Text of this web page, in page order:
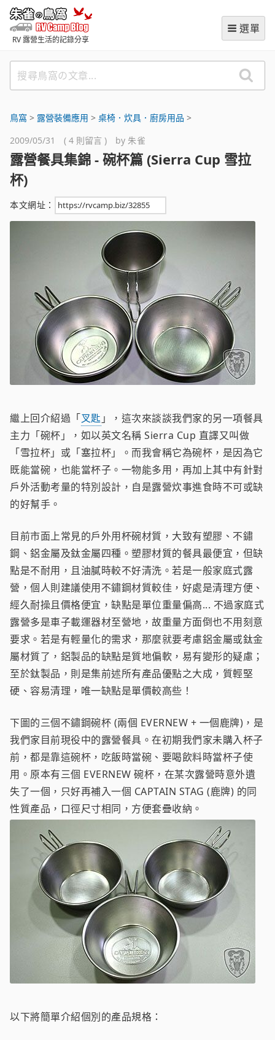
至
內
朱雀の鳥窩
RV 露營生活的記錄分享
選單
搜
尋
窩
文
章
鳥窩 > 露營裝備應用 > 桌椅．炊具．廚房用品 >
2009/05/31 ( 4 則留言 ) by 朱雀
露營餐具集錦 - 碗杯篇 (Sierra Cup 雪拉
杯)
本文網址：
繼上回介紹過「叉匙 」，這次來談談我們家的另一項餐具
主力「碗杯」，如以英文名稱 Sierra Cup 直譯又叫做
「雪拉杯」或「塞拉杯」。而我會稱它為碗杯，是因為它
既能當碗，也能當杯子。一物能多用，再加上其中有針對
戶外活動考量的特別設計，自是露營炊事進食時不可或缺
的好幫手。
目前市面上常見的戶外用杯碗材質，大致有塑膠、不鏽
鋼、鋁金屬及鈦金屬四種。塑膠材質的餐具最便宜，但缺
點是不耐用，且油膩時較不好清洗。若是一般家庭式露
營，個人則建議使用不鏽鋼材質較佳，好處是清理方便、
經久耐操且價格便宜，缺點是單位重量偏高... 不過家庭式
露營多是車子載運器材至營地，故重量方面倒也不用刻意
要求。若是有輕量化的需求，那麼就要考慮鋁金屬或鈦金
屬材質了，鋁製品的缺點是質地偏軟，易有變形的疑慮；
至於鈦製品，則是集前述所有產品優點之大成，質輕堅
硬、容易清理，唯一缺點是單價較高些！
下圖的三個不鏽鋼碗杯 (兩個 EVERNEW + 一個鹿牌)，是
我們家目前現役中的露營餐具。在初期我們家未購入杯子
前，都是靠這碗杯，吃飯時當碗、要喝飲料時當杯子使
用。原本有三個 EVERNEW 碗杯，在某次露營時意外遺
失了一個，只好再補入一個 CAPTAIN STAG (鹿牌) 的同
性質產品，口徑尺寸相同，方便套疊收納。
以下將簡單介紹個別的產品規格：